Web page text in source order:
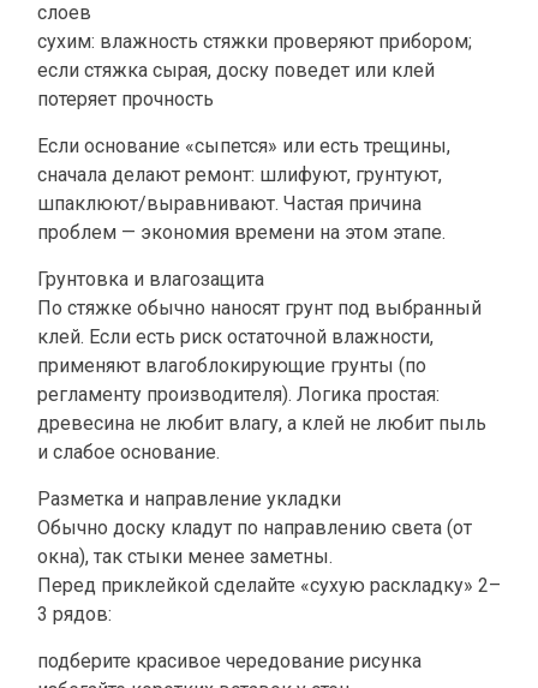
слоев
сухим: влажность стяжки проверяют прибором;
если стяжка сырая, доску поведет или клей
потеряет прочность
Если основание «сыпется» или есть трещины,
сначала делают ремонт: шлифуют, грунтуют,
шпаклюют/выравнивают. Частая причина
проблем — экономия времени на этом этапе.
Грунтовка и влагозащита
По стяжке обычно наносят грунт под выбранный
клей. Если есть риск остаточной влажности,
применяют влагоблокирующие грунты (по
регламенту производителя). Логика простая:
древесина не любит влагу, а клей не любит пыль
и слабое основание.
Разметка и направление укладки
Обычно доску кладут по направлению света (от
окна), так стыки менее заметны.
Перед приклейкой сделайте «сухую раскладку» 2–
3 рядов:
подберите красивое чередование рисунка